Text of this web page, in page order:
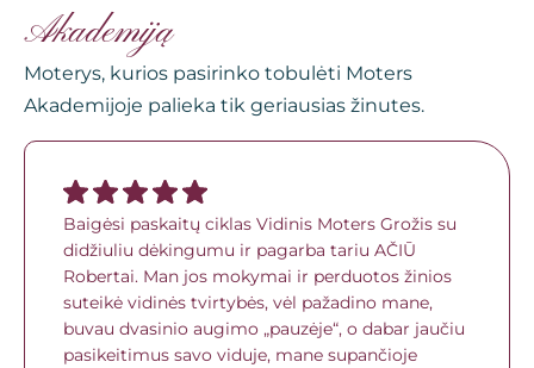
Akademiją
Moterys, kurios pasirinko tobulėti Moters
Akademijoje palieka tik geriausias žinutes.
Baigėsi paskaitų ciklas Vidinis Moters Grožis su
didžiuliu dėkingumu ir pagarba tariu AČIŪ
Robertai. Man jos mokymai ir perduotos žinios
suteikė vidinės tvirtybės, vėl pažadino mane,
buvau dvasinio augimo „pauzėje“, o dabar jaučiu
pasikeitimus savo viduje, mane supančioje